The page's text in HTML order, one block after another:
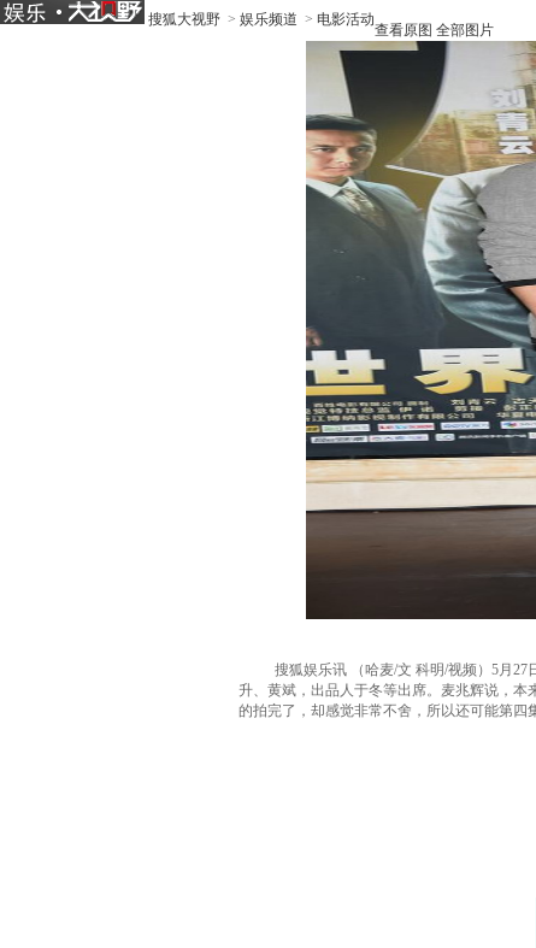
搜狐大视野 > 娱乐频道 > 电影活动
查看原图 全部图片
搜狐娱乐讯 （哈麦/文 科明/视频）5月27
升、黄斌，出品人于冬等出席。麦兆辉说，
的拍完了，却感觉非常不舍，所以还可能第